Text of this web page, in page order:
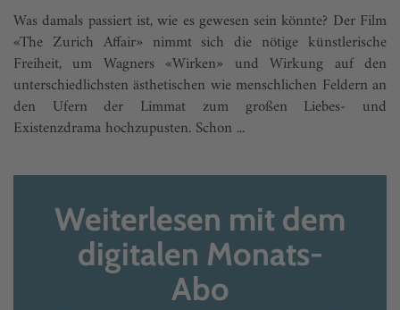
Was damals passiert ist, wie es gewesen sein könnte? Der Film
«The Zurich Affair» nimmt sich die nötige künstlerische
Freiheit, um Wagners «Wirken» und Wirkung auf den
unterschiedlichsten ästhetischen wie menschlichen Feldern an
den Ufern der Limmat zum großen Liebes- und
Existenzdrama hochzupusten. Schon ...
Weiterlesen mit dem
digitalen Monats-
Abo